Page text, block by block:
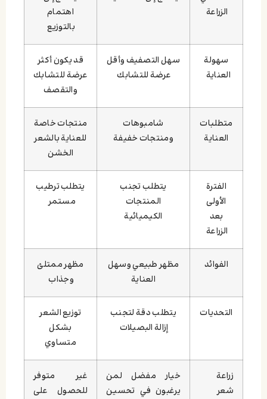
الزراعة
اهتمام
بالتوزيع
سهولة
العناية
سهل التصفيف وأقل
عرضة للتشابك
قد يكون أكثر
عرضة للتشابك
والتقصف
متطلبات
العناية
شامبوهات
ومنتجات خفيفة
منتجات خاصة
للعناية بالشعر
الخشن
الفترة
الأولى
بعد
الزراعة
يتطلب تجنب
المنتجات
الكيميائية
يتطلب ترطيب
مستمر
الفوائد
مظهر طبيعي وسهل
العناية
مظهر ممتلئ
وجذاب
التحديات
يتطلب دقة لتجنب
إزالة البصيلات
توزيع الشعر
بشكل
متساوي
زراعة
شعر
خيار مفضل لمن
يرغبون في تحسين
غير متوفر
للحصول على